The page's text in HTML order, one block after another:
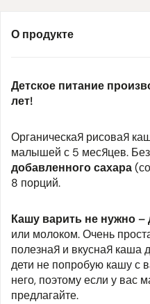
О продукте
Детское питание
лет!
Органическая рисовая
малышей с 5 месяцев.
добавленного сахара
8 порций.
Кашу варить не нужно –
или молоком. Очень
полезная и вкусная каша
дети не попробую кашу с
него, поэтому если у вас
предлагайте.